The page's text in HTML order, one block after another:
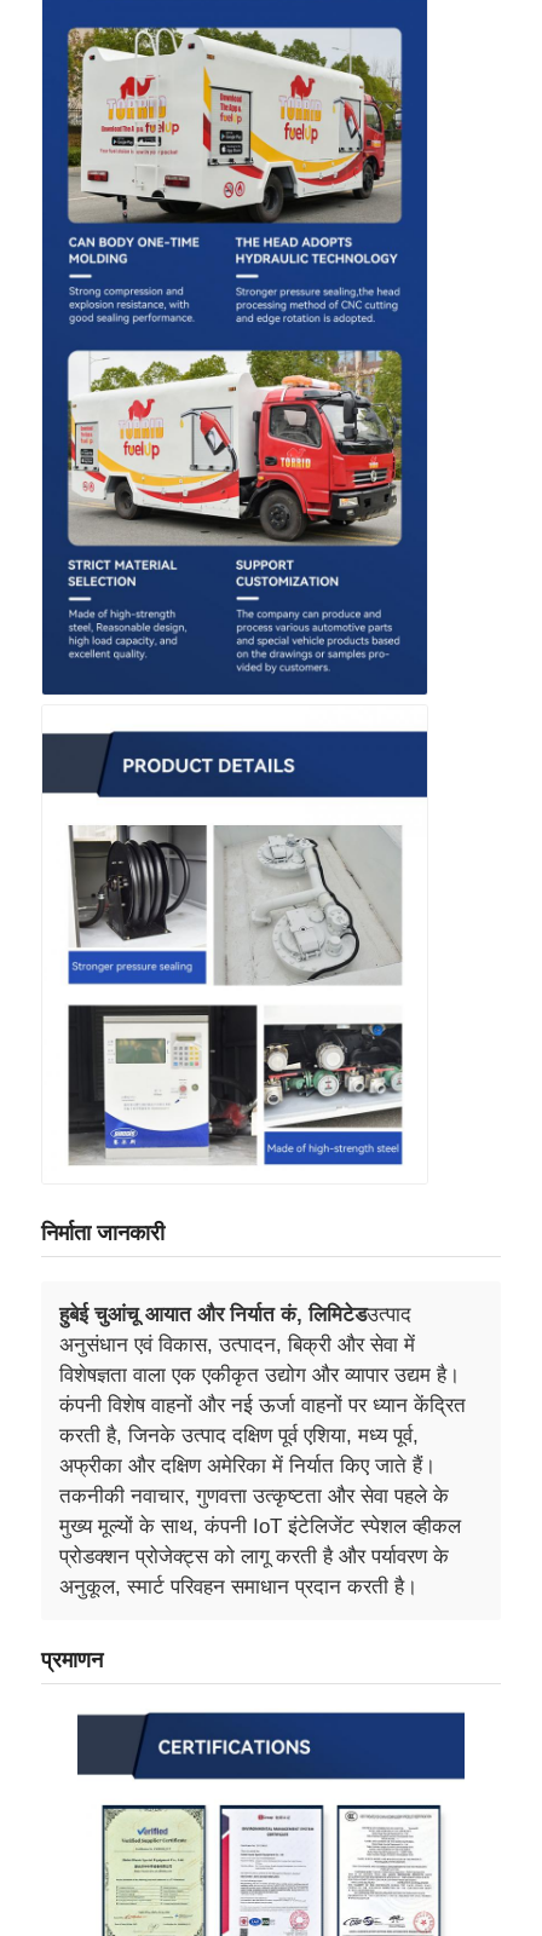
निर्माता जानकारी
हुबेई चुआंचू आयात और निर्यात कं, लिमिटेडउत्पाद
अनुसंधान एवं विकास, उत्पादन, बिक्री और सेवा में
विशेषज्ञता वाला एक एकीकृत उद्योग और व्यापार उद्यम है।
कंपनी विशेष वाहनों और नई ऊर्जा वाहनों पर ध्यान केंद्रित
करती है, जिनके उत्पाद दक्षिण पूर्व एशिया, मध्य पूर्व,
अफ्रीका और दक्षिण अमेरिका में निर्यात किए जाते हैं।
तकनीकी नवाचार, गुणवत्ता उत्कृष्टता और सेवा पहले के
मुख्य मूल्यों के साथ, कंपनी IoT इंटेलिजेंट स्पेशल व्हीकल
प्रोडक्शन प्रोजेक्ट्स को लागू करती है और पर्यावरण के
अनुकूल, स्मार्ट परिवहन समाधान प्रदान करती है।
प्रमाणन